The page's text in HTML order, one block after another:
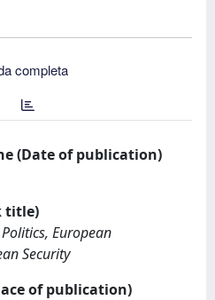
completa
(Date of publication)
title)
European
Security
of publication)